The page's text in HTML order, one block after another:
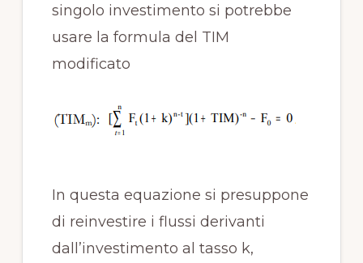
singolo investimento si potrebbe
usare la formula del TIM
modificato
In questa equazione si presuppone
di reinvestire i flussi derivanti
dall’investimento al tasso k,